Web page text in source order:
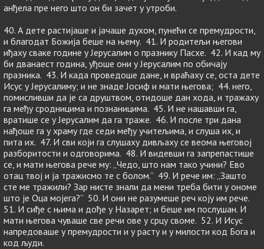
анђела пре него што он би зачет у утроби.
40. А дете растијаше и јачаше духом, пунећи се премудрости,
и благодат Божија беше на њему. 41. И родитељи његови
иђаху сваке године у Јерусалим о празнику Пасхе. 42. И кад му
би дванаест година, уђоше они у Јерусалим по обичају
празника. 43. И када проведоше дане, и враћаху се, оста дете
Исус у Јерусалиму; и не знаде Јосиф и мати његова; 44. него,
помисливши да је са друштвом, отидоше дан хода, и тражаху
га међу сродницима и познаницима. 45. И не нашавши га,
вратише се у Јерусалим да га траже. 46. И после три дана
нађоше га у храму где седи међу учитељима, и слуша их, и
пита их. 47. И сви који га слушаху дивљаху се веома његовој
разборитости и одговорима. 48. И видевши га запрепастише
се, и мати његова рече му: „Чедо, што нам тако учини? Ево
отац твој и ја тражисмо те с болом.” 49. И рече им: „Зашто
сте ме тражили? Зар нисте знали да мени треба бити у ономе
што је Оца мојега?” 50. И они не разумеше реч коју им рече.
51. И сиђе с њима и дође у Назарет; и беше им послушан. И
мати његова чуваше све речи ове у срцу своме. 52. И Исус
напредоваше у премудрости и у расту и у милости код Бога и
код људи.